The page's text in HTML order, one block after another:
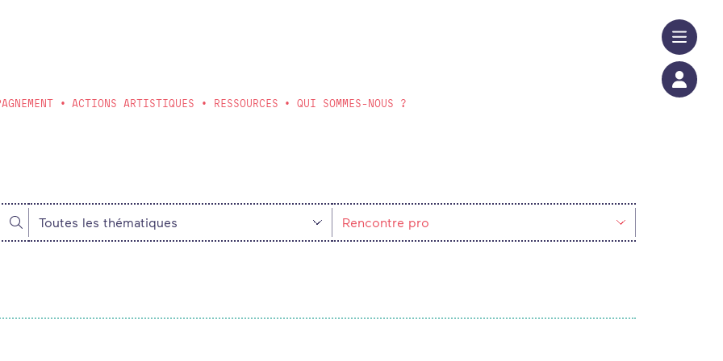
ACTIONS ARTISTIQUES RESSOURCES QUI SOMMES-NOUS ?